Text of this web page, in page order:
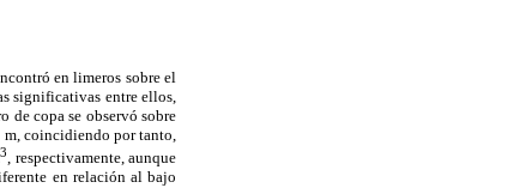
en limeros sobre el
significativas entre ellos,
de copa se observó sobre
coincidiendo por tanto,
3, respectivamente, aunque
en relación al bajo